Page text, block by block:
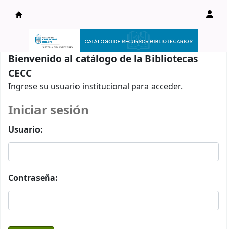
Catálogo en línea
Bienvenido al catálogo de la Bibliotecas
CECC
Ingrese su usuario institucional para acceder.
Iniciar sesión
Usuario:
Contraseña: